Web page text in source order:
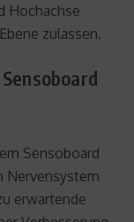
Hochachse
zulassen.
Sensoboard
Nervensystem
erwartende